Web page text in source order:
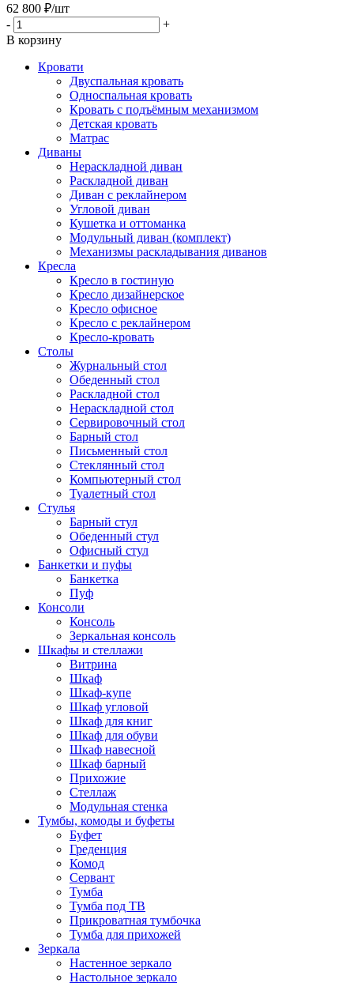
62 800 ₽/шт
-
+
В корзину
Кровати
Двуспальная кровать
Односпальная кровать
Кровать с подъёмным механизмом
Детская кровать
Матрас
Диваны
Нераскладной диван
Раскладной диван
Диван с реклайнером
Угловой диван
Кушетка и оттоманка
Модульный диван (комплект)
Механизмы раскладывания диванов
Кресла
Кресло в гостиную
Кресло дизайнерское
Кресло офисное
Кресло с реклайнером
Кресло-кровать
Столы
Журнальный стол
Обеденный стол
Раскладной стол
Нераскладной стол
Сервировочный стол
Барный стол
Письменный стол
Стеклянный стол
Компьютерный стол
Туалетный стол
Стулья
Барный стул
Обеденный стул
Офисный стул
Банкетки и пуфы
Банкетка
Пуф
Консоли
Консоль
Зеркальная консоль
Шкафы и стеллажи
Витрина
Шкаф
Шкаф-купе
Шкаф угловой
Шкаф для книг
Шкаф для обуви
Шкаф навесной
Шкаф барный
Прихожие
Стеллаж
Модульная стенка
Тумбы, комоды и буфеты
Буфет
Греденция
Комод
Сервант
Тумба
Тумба под ТВ
Прикроватная тумбочка
Тумба для прихожей
Зеркала
Настенное зеркало
Настольное зеркало